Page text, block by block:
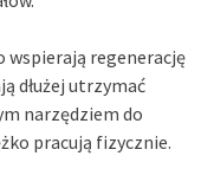
wspierają regenerację
dłużej utrzymać
narzędziem do
pracują fizycznie.